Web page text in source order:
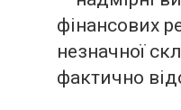
фінансових
незначної
фактично